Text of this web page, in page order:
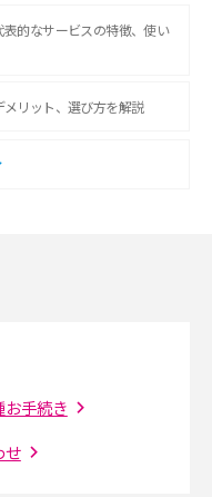
的なサービスの特徴、使い
リット、選び方を解説
わかりやすく解説
選び方を紹介
備状況の確認方法も解説
事前に準備すべきものも紹
手続き
せ